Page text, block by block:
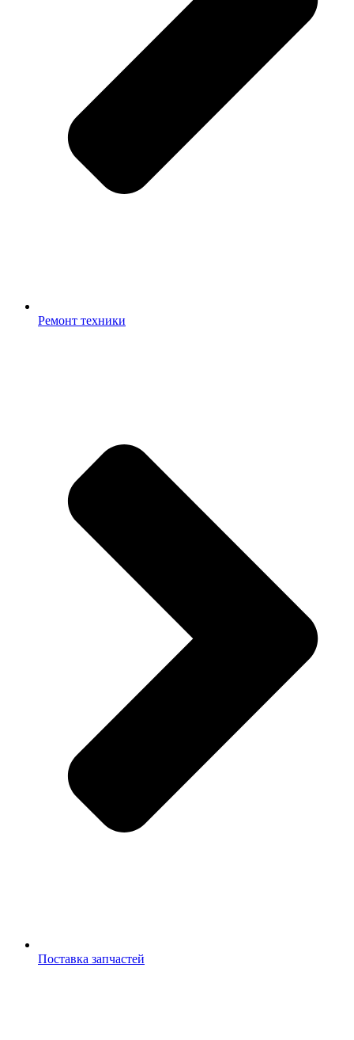
Ремонт техники
Поставка запчастей